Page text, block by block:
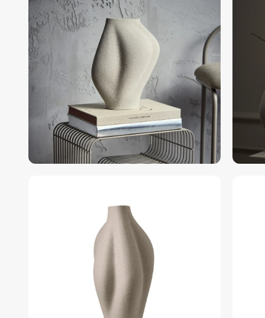
der
Bildgalerie
springen